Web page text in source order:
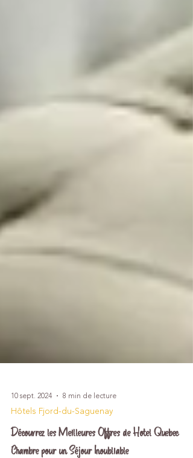
10 sept. 2024 8 min de lecture
Hôtels Fjord-du-Saguenay